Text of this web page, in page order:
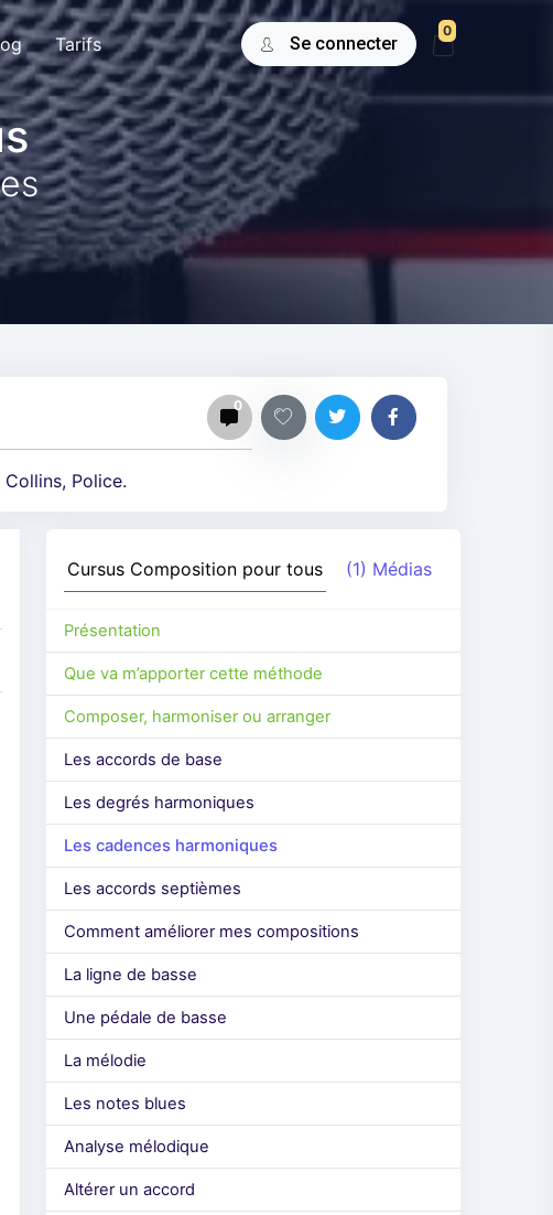
Tarifs Se connecter
0
0
Police.
Cursus Composition pour tous (1) Médias
Présentation
Que va m’apporter cette méthode
Composer, harmoniser ou arranger
Les accords de base
Les degrés harmoniques
Les cadences harmoniques
Les accords septièmes
Comment améliorer mes compositions
La ligne de basse
Une pédale de basse
La mélodie
Les notes blues
Analyse mélodique
Altérer un accord